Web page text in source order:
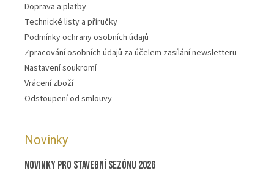
Doprava a platby
Technické listy a příručky
Podmínky ochrany osobních údajů
Zpracování osobních údajů za účelem zasílání newsletteru
Nastavení soukromí
Vrácení zboží
Odstoupení od smlouvy
Novinky
Novinky pro stavební sezónu 2026